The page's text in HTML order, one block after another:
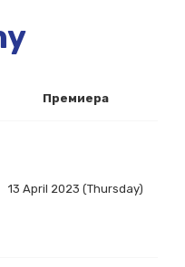
Премиера
13 April 2023 (Thursday)